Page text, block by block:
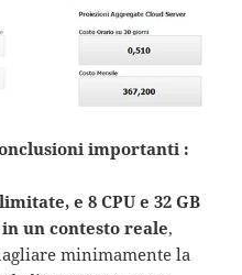
importanti :
e 8 CPU e 32 GB
un contesto reale,
minimamente la